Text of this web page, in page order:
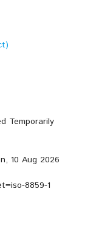
Temporarily
10 Aug 2026
8859-1